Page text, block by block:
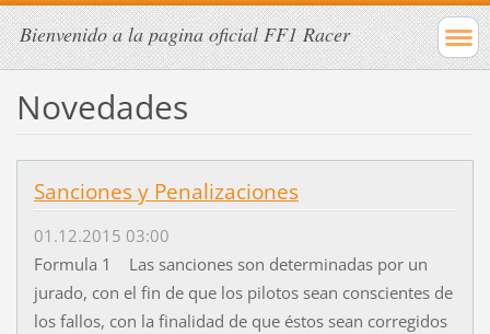
Bienvenido a la pagina oficial FF1 Racer
Novedades
Sanciones y Penalizaciones
01.12.2015 03:00
Formula 1 Las sanciones son determinadas por un
jurado, con el fin de que los pilotos sean conscientes de
los fallos, con la finalidad de que éstos sean corregidos